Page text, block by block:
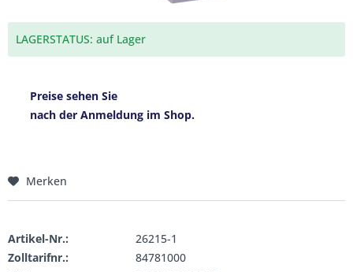
LAGERSTATUS: auf Lager
Preise sehen Sie
nach der Anmeldung im Shop.
Merken
Artikel-Nr.:
26215-1
Zolltarifnr.:
84781000